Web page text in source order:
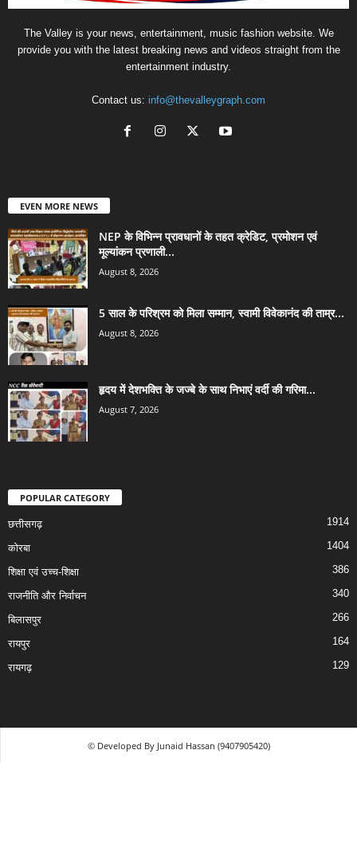
The Valley is your news, entertainment, music fashion website. We
provide you with the latest breaking news and videos straight from the
entertainment industry.
Contact us: info@thevalleygraph.com
EVEN MORE NEWS
NEP के विभिन्न प्रावधानों के तहत क्रेडिट, प्रमोशन एवं
मूल्यांकन प्रणाली...
August 8, 2026
5 साल के परिश्रम को मिला सम्मान, स्वामी विवेकानंद की ताम्र...
August 8, 2026
हृदय में देशभक्ति के जज्बे के साथ निभाएं वर्दी की गरिमा...
August 7, 2026
POPULAR CATEGORY
छत्तीसगढ़ 1914
कोरबा 1404
शिक्षा एवं उच्च-शिक्षा 386
राजनीति और निर्वाचन 340
बिलासपुर 266
रायपुर 164
रायगढ़ 129
© Developed By Junaid Hassan (9407905420)